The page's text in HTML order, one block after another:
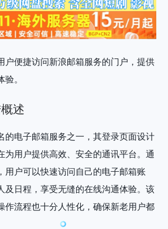
户便捷访问新浪邮箱服务的门户，提供
。
述
的电子邮箱服务之一，其登录页面设计
为用户提供高效、安全的通讯平台。通
用户可以快速访问自己的电子邮箱账
及日程，享受无缝的在线沟通体验。该
作流程也十分人性化，确保新老用户都